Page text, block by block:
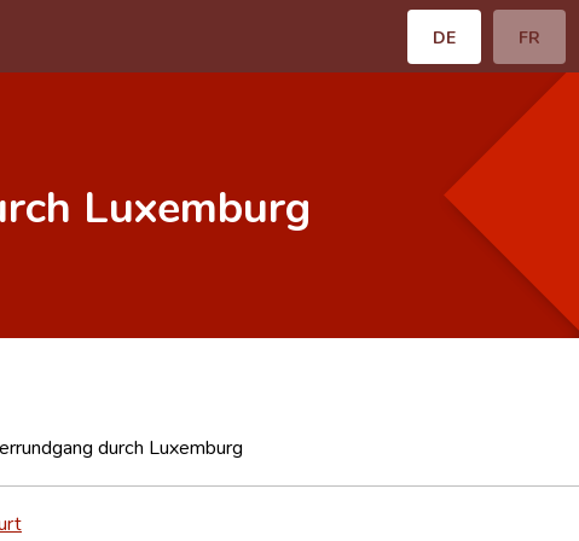
DE FR
Luxemburg
durch Luxemburg